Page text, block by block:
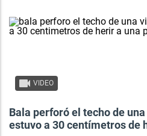
VIDEO
Bala perforó el techo de
estuvo a 30 centímetros de